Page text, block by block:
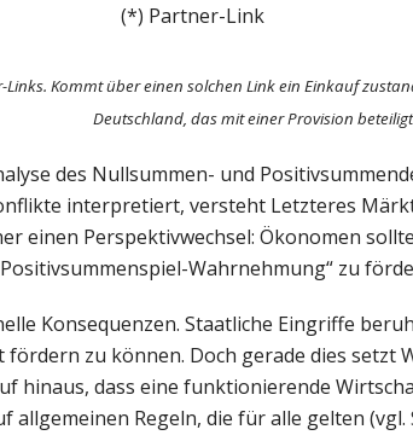
(*) Partner-Link
Kommt über einen solchen Link ein Einkauf
Deutschland, das mit einer Provision
des Nullsummen- und
interpretiert, versteht Letzteres
einen Perspektivwechsel: Ökonomen
Wahrnehmung“ zu
Konsequenzen. Staatliche Eingriffe
zu können. Doch gerade dies setzt
hinaus, dass eine funktionierende
Regeln, die für alle gelten (vgl.